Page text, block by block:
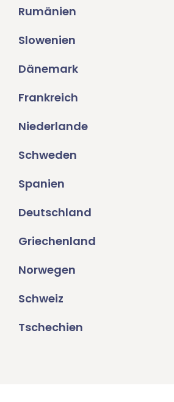
Rumänien
Slowenien
Dänemark
Frankreich
Niederlande
Schweden
Spanien
Deutschland
Griechenland
Norwegen
Schweiz
Tschechien